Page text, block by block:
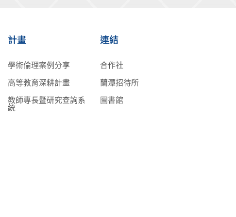
計畫
學術倫理案例分享
高等教育深耕計畫
教師專長暨研究查詢系
統
連結
合作社
蘭潭招待所
圖書館